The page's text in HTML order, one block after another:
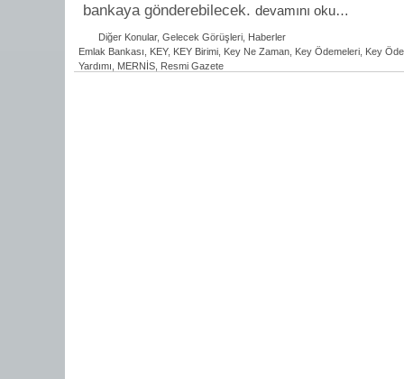
bankaya gönderebilecek. devamını oku…
Diğer Konular, Gelecek Görüşleri Haberler
Emlak Bankası
KEY, KEY Birimi Key Ne Zaman Key Ödemeleri Key
Yardımı
MERNİS Resmi Gazete